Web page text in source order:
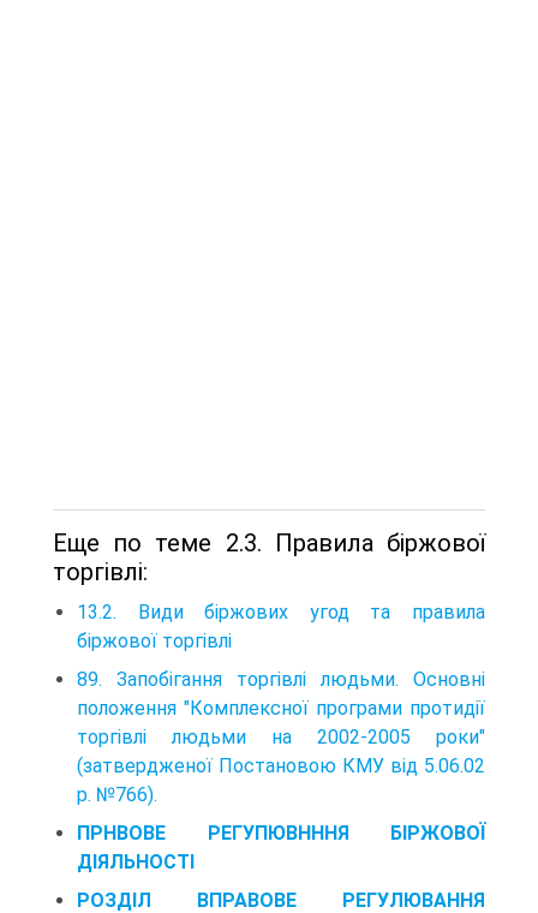
Еще по теме 2.3. Правила біржової
торгівлі:
13.2. Види біржових угод та правила
біржової торгівлі
89. Запобігання торгівлі людьми. Основні
положення "Комплексної програми протидії
торгівлі людьми на 2002-2005 роки"
(затвердженої Постановою КМУ від 5.06.02
р. №766).
ПРНВОВЕ РЕГУПЮВНННЯ БІРЖОВОЇ
ДІЯЛЬНОСТІ
РОЗДІЛ ВПРАВОВЕ РЕГУЛЮВАННЯ